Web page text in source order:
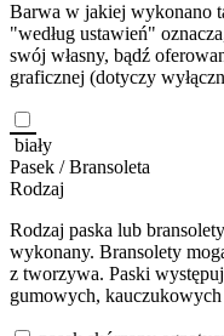
Barwa w jakiej wykonano
"według ustawień"
swój własny, bądź
graficznej (dotyczy
biały
Pasek / Bransoleta
Rodzaj
Rodzaj paska lub
wykonany. Bransolety
z tworzywa. Paski
gumowych,